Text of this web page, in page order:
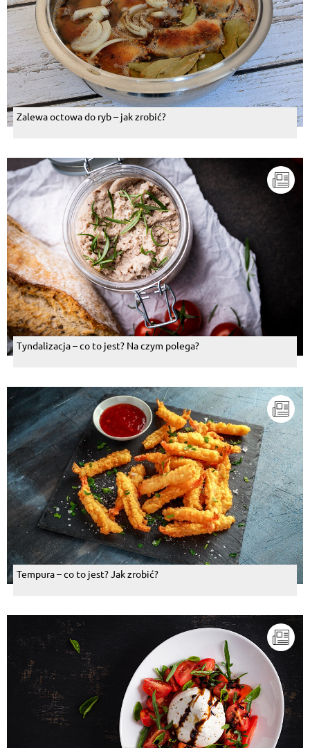
Zalewa octowa do ryb – jak zrobić?
Tyndalizacja – co to jest? Na czym polega?
Tempura – co to jest? Jak zrobić?